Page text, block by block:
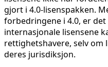
gjort i 4.0-lisenspakken.
forbedringene i 4.0, er
internasjonale lisensene
rettighetshavere, selv
deres jurisdiksjon.